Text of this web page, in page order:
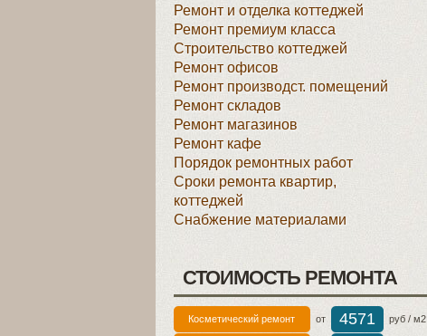
Ремонт и отделка коттеджей
Ремонт премиум класса
Строительство коттеджей
Ремонт офисов
Ремонт производст. помещений
Ремонт складов
Ремонт магазинов
Ремонт кафе
Порядок ремонтных работ
Сроки ремонта квартир,
коттеджей
Снабжение материалами
СТОИМОСТЬ РЕМОНТА
Косметический ремонт от 4571 руб / м2